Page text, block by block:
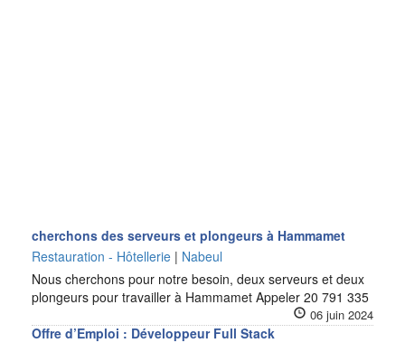
cherchons des serveurs et plongeurs à Hammamet
Restauration - Hôtellerie | Nabeul
Nous cherchons pour notre besoin, deux serveurs et deux
plongeurs pour travailler à Hammamet Appeler 20 791 335
06 juin 2024
Offre d’Emploi : Développeur Full Stack